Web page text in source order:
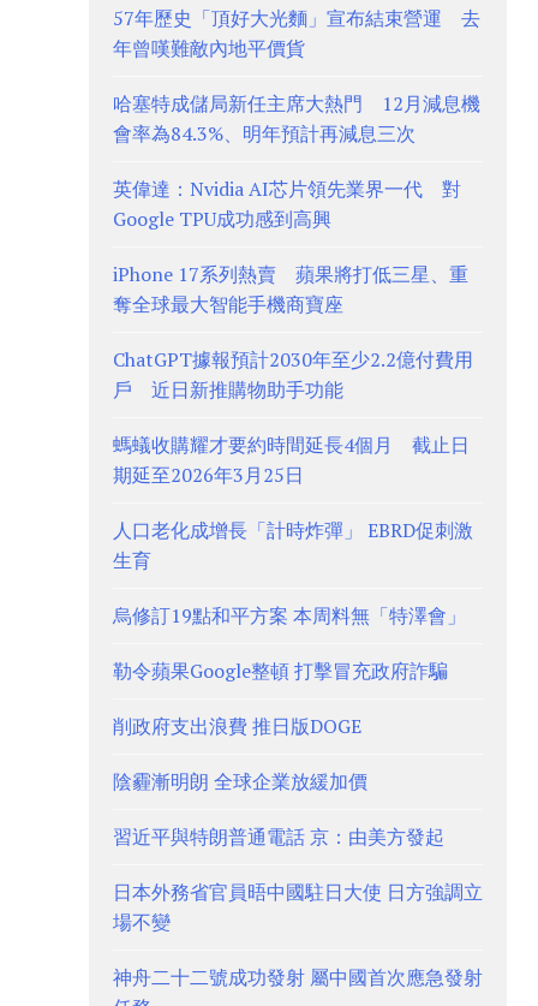
57年歷史「頂好大光麵」宣布結束營運 去
年曾嘆難敵內地平價貨
哈塞特成儲局新任主席大熱門 12月減息機
會率為84.3%、明年預計再減息三次
英偉達：Nvidia AI芯片領先業界一代 對
Google TPU成功感到高興
iPhone 17系列熱賣 蘋果將打低三星、重
奪全球最大智能手機商寶座
ChatGPT據報預計2030年至少2.2億付費用
戶 近日新推購物助手功能
螞蟻收購耀才要約時間延長4個月 截止日
期延至2026年3月25日
人口老化成增長「計時炸彈」 EBRD促刺激
生育
烏修訂19點和平方案 本周料無「特澤會」
勒令蘋果Google整頓 打擊冒充政府詐騙
削政府支出浪費 推日版DOGE
陰霾漸明朗 全球企業放緩加價
習近平與特朗普通電話 京：由美方發起
日本外務省官員晤中國駐日大使 日方強調立
場不變
神舟二十二號成功發射 屬中國首次應急發射